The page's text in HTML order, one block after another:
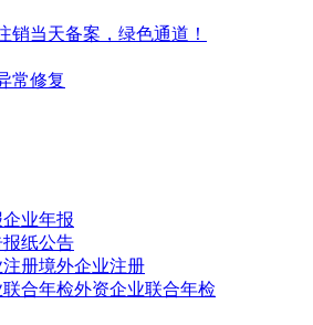
销当天备案，绿色通道！
常修复
企业年报
报纸公告
境外企业注册
外资企业联合年检